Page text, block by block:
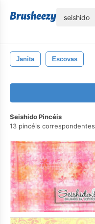
Janita Escovas
Seishido Pincéis
13 pincéis correspondentes